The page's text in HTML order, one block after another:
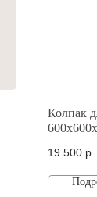
Колпак
19 500 р.